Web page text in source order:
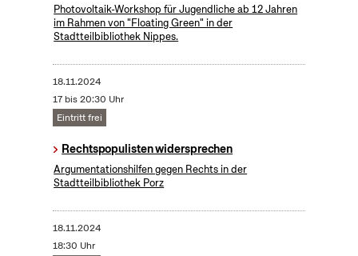
​Photovoltaik-Workshop für Jugendliche ab 12 Jahren
im Rahmen von "Floating Green" in der
Stadtteilbibliothek Nippes.
18.11.2024
17 bis 20:30 Uhr
Eintritt frei
Rechtspopulisten widersprechen
Argumentationshilfen gegen Rechts in der
Stadtteilbibliothek Porz
18.11.2024
18:30 Uhr